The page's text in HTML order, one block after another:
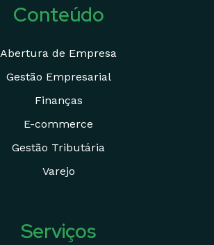
Conteúdo
Abertura de Empresa
Gestão Empresarial
Finanças
E-commerce
Gestão Tributária
Varejo
Serviços